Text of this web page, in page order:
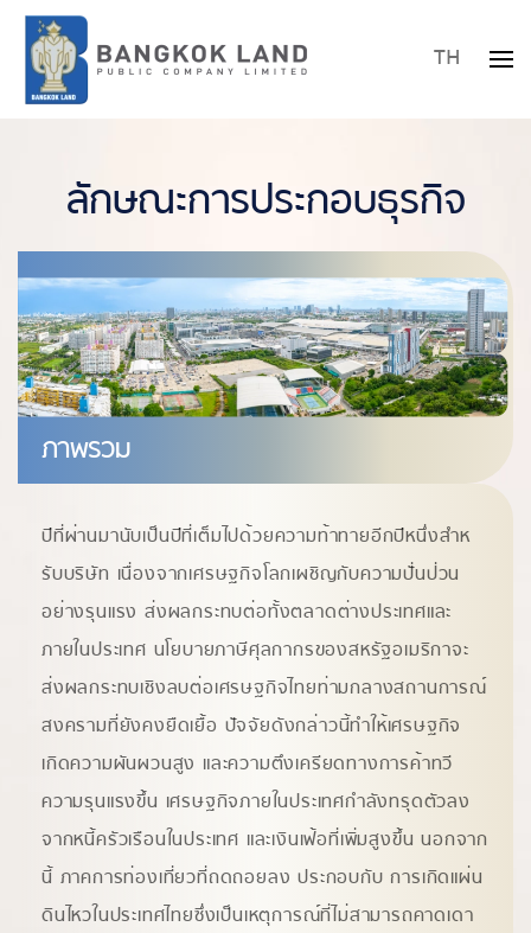
Skip to main content TH
ลักษณะการประกอบธุรกิจ
ภาพรวม
ปีที่ผ่านมานับเป็นปีที่เต็มไปด้วยความท้าทายอีกปีหนึ่งสําห
รับบริษัท เนื่องจากเศรษฐกิจโลกเผชิญกับความปั่นป่วน
อย่างรุนแรง ส่งผลกระทบต่อทั้งตลาดต่างประเทศและ
ภายในประเทศ นโยบายภาษีศุลกากรของสหรัฐอเมริกาจะ
ส่งผลกระทบเชิงลบต่อเศรษฐกิจไทยท่ามกลางสถานการณ์
สงครามที่ยังคงยืดเยื้อ ปัจจัยดังกล่าวนี้ทําให้เศรษฐกิจ
เกิดความผันผวนสูง และความตึงเครียดทางการค้าทวี
ความรุนแรงขึ้น เศรษฐกิจภายในประเทศกําลังทรุดตัวลง
จากหนี้ครัวเรือนในประเทศ และเงินเฟ้อที่เพิ่มสูงขึ้น นอกจาก
นี้ ภาคการท่องเที่ยวที่ถดถอยลง ประกอบกับ การเกิดแผ่น
ดินไหวในประเทศไทยซึ่งเป็นเหตุการณ์ที่ไม่สามารถคาดเดา